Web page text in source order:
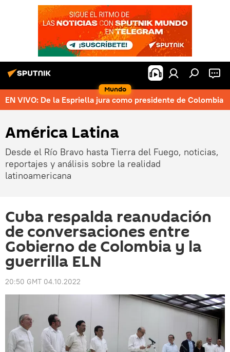
Mundo
EN VIVO: De la Espriella jura como presidente de Colombia
América Latina
Desde el Río Bravo hasta Tierra del Fuego, noticias,
reportajes y análisis sobre la realidad
latinoamericana
Cuba respalda reanudación
de conversaciones entre
Gobierno de Colombia y la
guerrilla ELN
20:50 GMT 04.10.2022